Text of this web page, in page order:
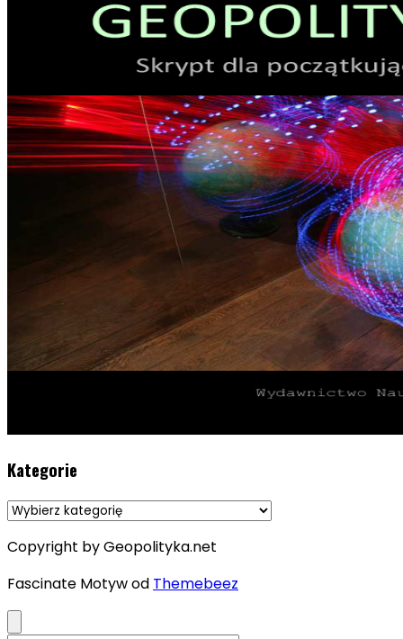
Kategorie
Kategorie
Copyright by Geopolityka.net
Fascinate Motyw od Themebeez